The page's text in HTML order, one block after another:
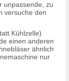
unpassende, zu
versuche den
Kühlzelle)
einen anderen
ähnlich
nur